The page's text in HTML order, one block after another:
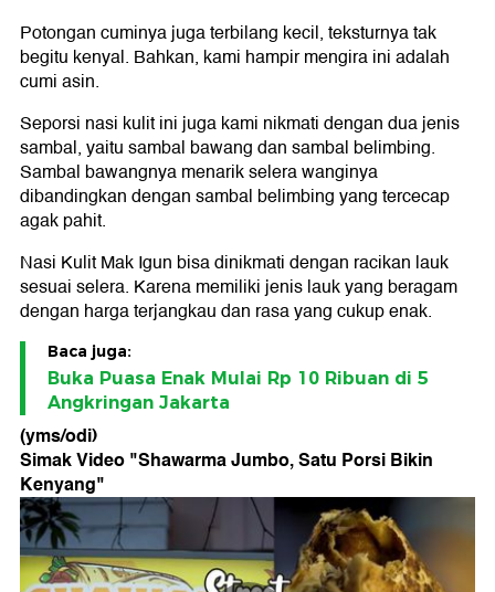
Potongan cuminya juga terbilang kecil, teksturnya tak
begitu kenyal. Bahkan, kami hampir mengira ini adalah
cumi asin.
Seporsi nasi kulit ini juga kami nikmati dengan dua jenis
sambal, yaitu sambal bawang dan sambal belimbing.
Sambal bawangnya menarik selera wanginya
dibandingkan dengan sambal belimbing yang tercecap
agak pahit.
Nasi Kulit Mak Igun bisa dinikmati dengan racikan lauk
sesuai selera. Karena memiliki jenis lauk yang beragam
dengan harga terjangkau dan rasa yang cukup enak.
Baca juga:
Buka Puasa Enak Mulai Rp 10 Ribuan di 5
Angkringan Jakarta
(yms/odi)
Simak Video "Shawarma Jumbo, Satu Porsi Bikin
Kenyang"